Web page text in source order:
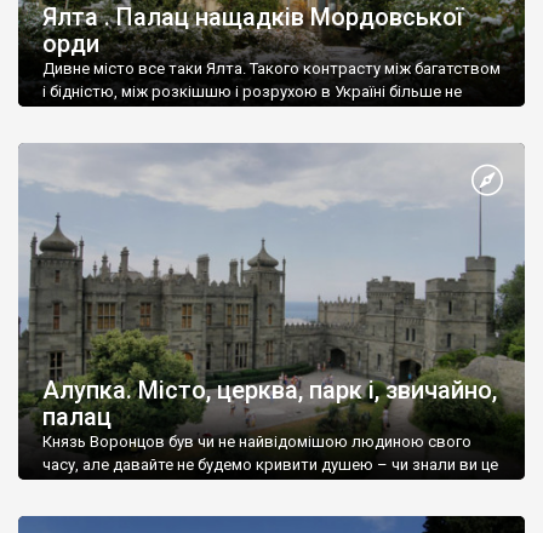
Ялта . Палац нащадків Мордовської
орди
Дивне місто все таки Ялта. Такого контрасту між багатством
і бідністю, між розкішшю і розрухою в Україні більше не
Алупка. Місто, церква, парк і, звичайно,
палац
Князь Воронцов був чи не найвідомішою людиною свого
часу, але давайте не будемо кривити душею – чи знали ви це